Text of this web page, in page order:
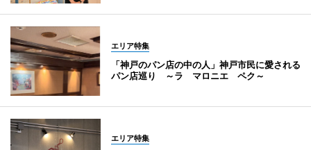
エリア特集
「神戸のパン店の中の人」神戸市民に愛される
パン店巡り ～ラ マロニエ ペク～
エリア特集